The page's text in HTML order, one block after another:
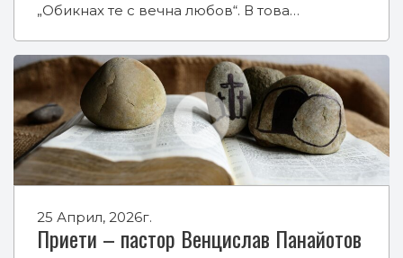
„Обикнах те с вечна любов“. В това…
25 Април, 2026г.
Приети – пастор Венцислав Панайотов